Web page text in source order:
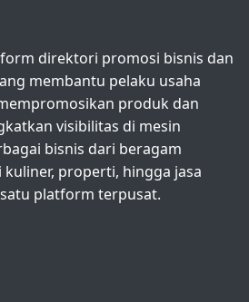
direktori promosi bisnis dan
membantu pelaku usaha
produk dan
visibilitas di mesin
bisnis dari beragam
properti, hingga jasa
platform terpusat.